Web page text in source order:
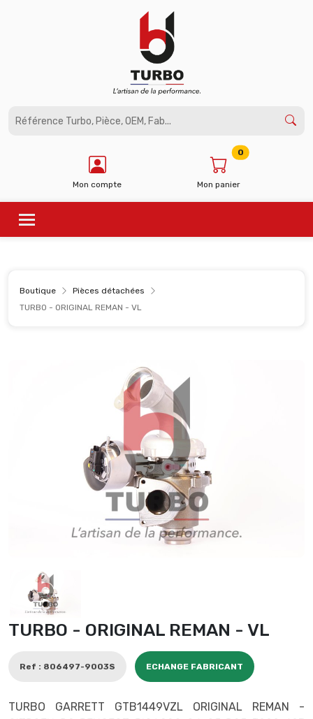
Mon compte Mon panier
0
Boutique
Pièces détachées
TURBO - ORIGINAL REMAN - VL
TURBO - ORIGINAL REMAN - VL
Ref : 806497-9003S ECHANGE FABRICANT
TURBO GARRETT GTB1449VZL ORIGINAL REMAN -
Panneau de gestion des cookies